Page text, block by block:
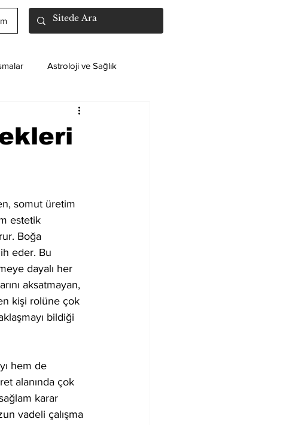
Astroloji ve Sağlık
somut üretim
estetik
Boğa
eder. Bu
dayalı her
aksatmayan,
kişi rolüne çok
bildiği
hem de
alanında çok
karar
vadeli çalışma